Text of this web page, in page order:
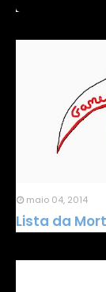
maio 04, 2014
Lista da